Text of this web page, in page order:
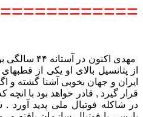
مهدی
از پتانسیل بالای او یکی از
ایران و جهان بخوبی آشنا گشته و
قرار گیرد , قادر خواهد بود با
در شاکله فوتبال ملی پدید آورد